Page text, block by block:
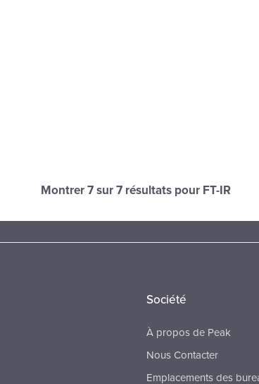
Montrer7sur 7 résultats pour FT-IR
Société
À propos de Peak
Nous Contacter
Emplacements des